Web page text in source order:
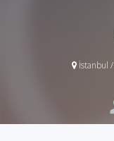
İstanbul /